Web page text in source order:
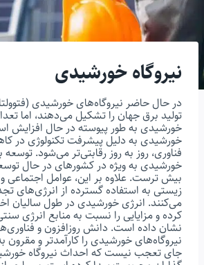
نیروگاه خورشیدی
در حال حاضر نیروگاه‌های خورشیدی
تولید برق جهان را تشکیل می‌دهند، اما
خورشیدی به طور پیوسته در حال افزایش
خورشیدی به دلیل پیشرفت تکنولوژی در
فناوری، روز به روز رقابتی‌تر می‌شود. توسعه
خورشیدی به ویژه در کشورهای در حال
بیش ترست. علاوه بر این، عوامل
زیستی به استفاده گسترده از انرژی‌های
می‌کنند. انرژی خورشیدی در طول سالیان
کرده و مزایایی را نسبت به منابع انرژی
نشان داده است. دانش روزافزون و
نیروگاه‌های خورشیدی را کارآمدتر و
جای تعجب نیست که احداث نیروگاه